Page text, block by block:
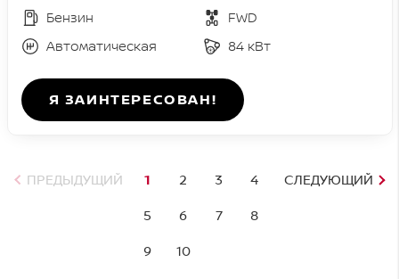
Бензин
FWD
Автоматическая
84 кВт
Я ЗАИНТЕРЕСОВАН!
ПРЕДЫДУЩИЙ СЛЕДУЮЩИЙ
1 2 3
4
5
6 7
8
9
10